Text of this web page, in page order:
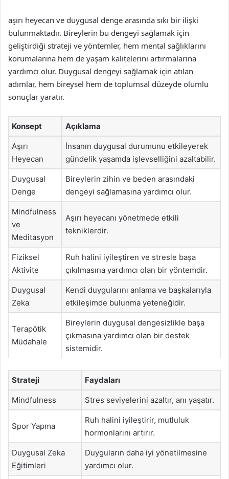
aşırı heyecan ve duygusal denge arasında sıkı bir ilişki
bulunmaktadır. Bireylerin bu dengeyi sağlamak için
geliştirdiği strateji ve yöntemler, hem mental sağlıklarını
korumalarına hem de yaşam kalitelerini artırmalarına
yardımcı olur. Duygusal dengeyi sağlamak için atılan
adımlar, hem bireysel hem de toplumsal düzeyde olumlu
sonuçlar yaratır.
Konsept Açıklama
Aşırı
Heyecan
İnsanın duygusal durumunu etkileyerek
gündelik yaşamda işlevselliğini azaltabilir.
Duygusal
Denge
Bireylerin zihin ve beden arasındaki
dengeyi sağlamasına yardımcı olur.
Mindfulness
ve
Meditasyon
Aşırı heyecanı yönetmede etkili
tekniklerdir.
Fiziksel
Aktivite
Ruh halini iyileştiren ve stresle başa
çıkılmasına yardımcı olan bir yöntemdir.
Duygusal
Zeka
Kendi duygularını anlama ve başkalarıyla
etkileşimde bulunma yeteneğidir.
Terapötik
Müdahale
Bireylerin duygusal dengesizlikle başa
çıkmasına yardımcı olan bir destek
sistemidir.
Strateji Faydaları
Mindfulness Stres seviyelerini azaltır, anı yaşatır.
Spor Yapma
Ruh halini iyileştirir, mutluluk
hormonlarını artırır.
Duygusal Zeka
Eğitimleri
Duyguların daha iyi yönetilmesine
yardımcı olur.